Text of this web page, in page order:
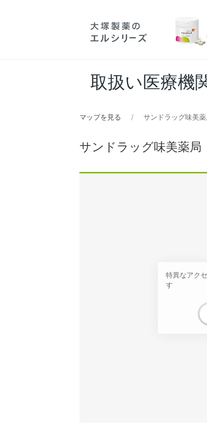
取扱い医療機
マップを見る サンドラッグ味美薬
サンドラッグ味美薬局
特異なアク
す